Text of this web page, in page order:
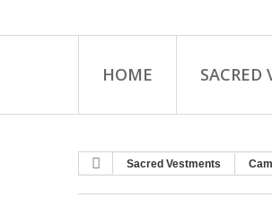
HOME SACRED
Sacred Vestments